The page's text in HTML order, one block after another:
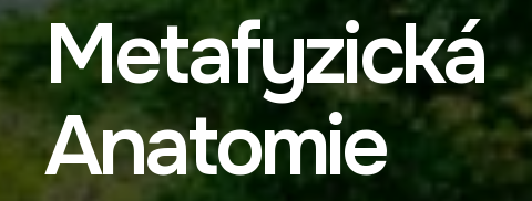
Metafyzická
Anatomie